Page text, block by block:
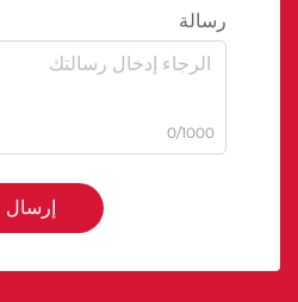
رسالة
0/1000
إرسال